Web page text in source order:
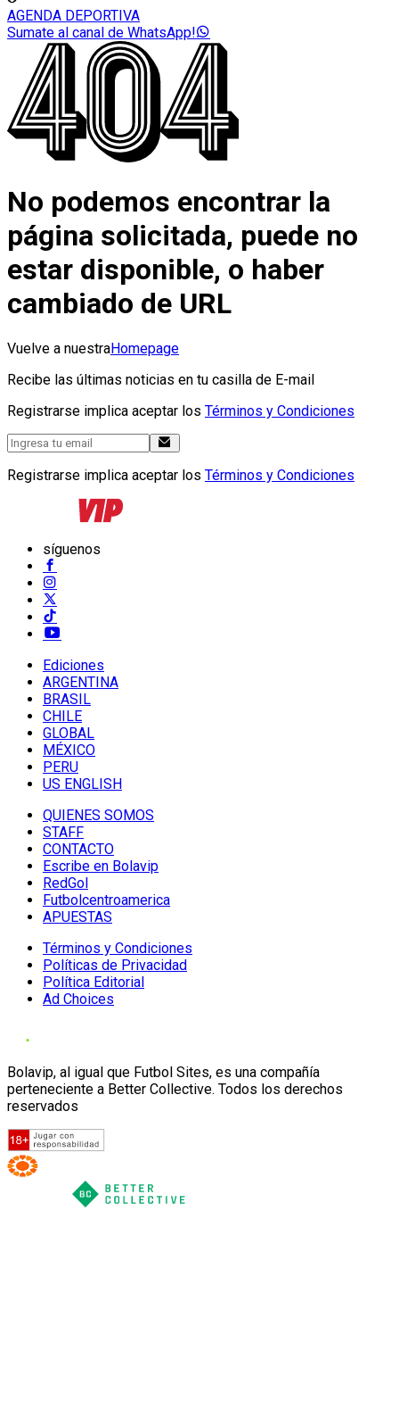
AGENDA DEPORTIVA
Sumate al canal de WhatsApp!
No podemos encontrar la
página solicitada, puede no
estar disponible, o haber
cambiado de URL
Vuelve a nuestraHomepage
Recibe las últimas noticias en tu casilla de E-mail
Registrarse implica aceptar los Términos y Condiciones
Registrarse implica aceptar los Términos y Condiciones
síguenos
Ediciones
ARGENTINA
BRASIL
CHILE
GLOBAL
MÉXICO
PERU
US ENGLISH
QUIENES SOMOS
STAFF
CONTACTO
Escribe en Bolavip
RedGol
Futbolcentroamerica
APUESTAS
Términos y Condiciones
Políticas de Privacidad
Política Editorial
Ad Choices
Bolavip, al igual que Futbol Sites, es una compañía
perteneciente a Better Collective. Todos los derechos
reservados